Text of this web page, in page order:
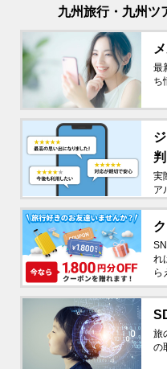
九州旅行・九州ツ
最
ち
判
実
ア
れ
ら
旅
の